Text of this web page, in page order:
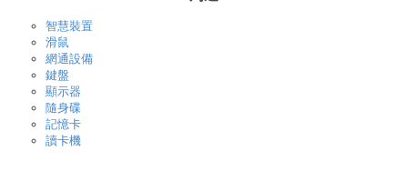
智慧裝置
滑鼠
網通設備
鍵盤
顯示器
隨身碟
記憶卡
讀卡機